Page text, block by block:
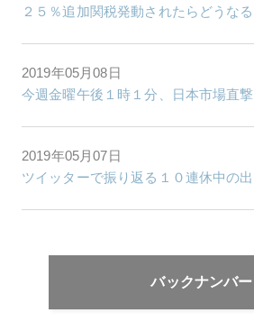
２５％追加関税発動されたらどうなる
2019年05月08日
今週金曜午後１時１分、日本市場直
2019年05月07日
ツイッターで振り返る１０連休中の
バックナンバー